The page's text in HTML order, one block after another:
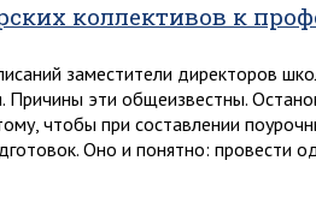
коллективов к
заместители директоров
Причины эти общеизвестны.
чтобы при составлении
Оно и понятно: провести